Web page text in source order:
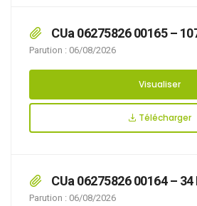
CUa 06275826 00165 –
Desvres
Parution : 06/08/2026
Visualiser
Télécharger
CUa 06275826 00164 –
Omer
Parution : 06/08/2026